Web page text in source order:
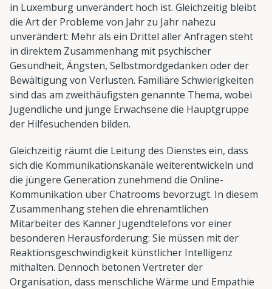
in Luxemburg unverändert hoch ist. Gleichzeitig bleibt
die Art der Probleme von Jahr zu Jahr nahezu
unverändert: Mehr als ein Drittel aller Anfragen steht
in direktem Zusammenhang mit psychischer
Gesundheit, Ängsten, Selbstmordgedanken oder der
Bewältigung von Verlusten. Familiäre Schwierigkeiten
sind das am zweithäufigsten genannte Thema, wobei
Jugendliche und junge Erwachsene die Hauptgruppe
der Hilfesuchenden bilden.
Gleichzeitig räumt die Leitung des Dienstes ein, dass
sich die Kommunikationskanäle weiterentwickeln und
die jüngere Generation zunehmend die Online-
Kommunikation über Chatrooms bevorzugt. In diesem
Zusammenhang stehen die ehrenamtlichen
Mitarbeiter des Kanner Jugendtelefons vor einer
besonderen Herausforderung: Sie müssen mit der
Reaktionsgeschwindigkeit künstlicher Intelligenz
mithalten. Dennoch betonen Vertreter der
Organisation, dass menschliche Wärme und Empathie